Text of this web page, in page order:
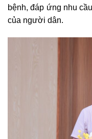
bệnh, đáp ứng nhu
của người dân.